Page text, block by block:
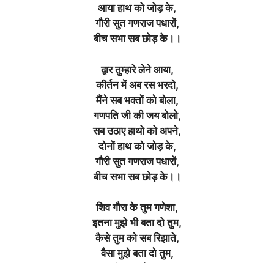
आया हाथ को जोड़ के,
गौरी सुत गणराज पधारों,
बीच सभा सब छोड़ के।।
द्वार तुम्हारे लेने आया,
कीर्तन में अब रस भरदो,
मैंने सब भक्तों को बोला,
गणपति जी की जय बोलो,
सब उठाए हाथो को अपने,
दोनों हाथ को जोड़ के,
गौरी सुत गणराज पधारों,
बीच सभा सब छोड़ के।।
शिव गौरा के तुम गणेशा,
इतना मुझे भी बता दो तुम,
कैसे तुम को सब रिझाते,
वैसा मुझे बता दो तुम,